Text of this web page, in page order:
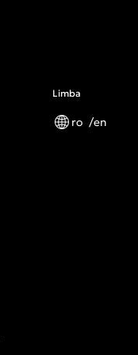
Limba
ro en